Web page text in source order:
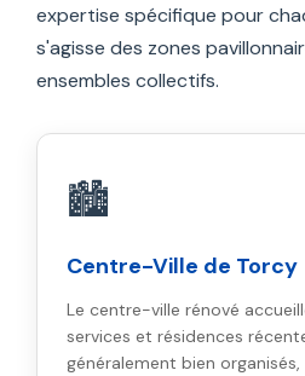
expertise spécifique pour
s'agisse des zones
ensembles collectifs.
🏙️
Centre-Ville de Torcy
Le centre-ville rénové
services et résidences
généralement bien